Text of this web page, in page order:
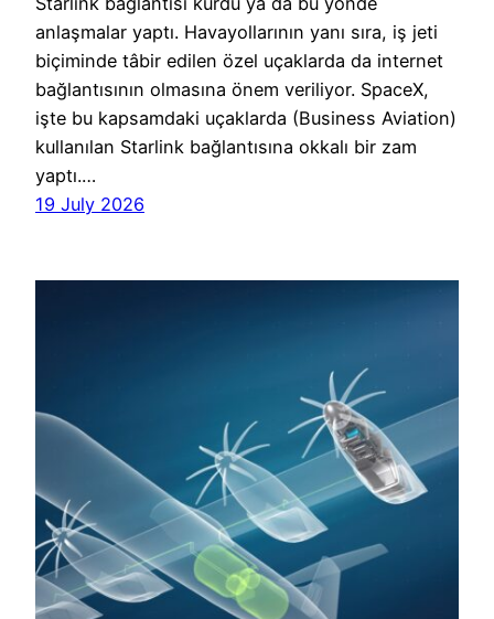
anlaşmalar yaptı. Havayollarının yanı sıra, iş jeti
biçiminde tâbir edilen özel uçaklarda da internet
bağlantısının olmasına önem veriliyor. SpaceX,
işte bu kapsamdaki uçaklarda (Business Aviation)
kullanılan Starlink bağlantısına okkalı bir zam
yaptı.…
19 July 2026